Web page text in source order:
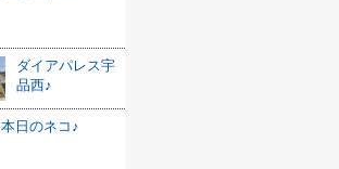
ダイアパレス宇
品西♪
本日のネコ♪